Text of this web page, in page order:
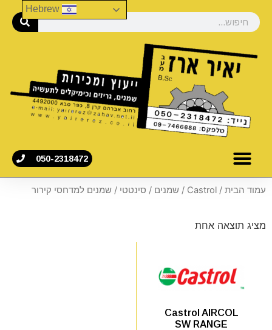
050-2318472
עמוד הבית /
Castrol
/ שמנים / סינטטי / שמנים למדחסי קירור
מציג תוצאה אחת
Castrol AIRCOL
SW RANGE
Hebrew